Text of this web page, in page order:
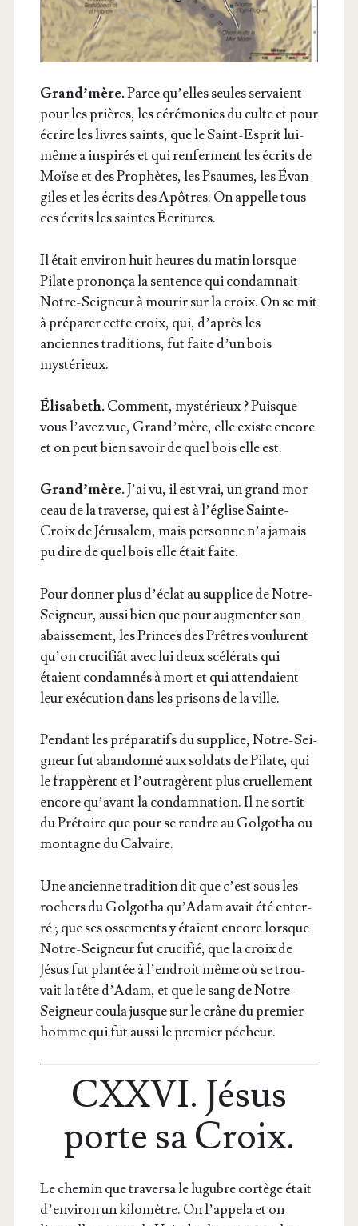
Grand’mère.Parce qu’elles seules ser­vaient
pour les prières, les céré­mo­nies du culte et pour
écrire les livres saints, que le Saint-Esprit lui-
même a ins­pi­rés et qui ren­ferment les écrits de
Moïse et des Pro­phètes, les Psaumes, les Évan­
giles et les écrits des Apôtres. On appelle tous
ces écrits les saintes Écritures.
Il était envi­ron huit heures du matin lorsque
Pilate pro­non­ça la sen­tence qui condam­nait
Notre-Sei­gneur à mou­rir sur la croix. On se mit
à pré­pa­rer cette croix, qui, d’après les
anciennes tra­di­tions, fut faite d’un bois
mystérieux.
Éli­sa­beth.Com­ment, mys­té­rieux ? Puisque
vous l’avez vue, Grand’mère, elle existe encore
et on peut bien savoir de quel bois elle est.
Grand’mère.J’ai vu, il est vrai, un grand mor­
ceau de la tra­verse, qui est à l’église Sainte-
Croix de Jéru­sa­lem, mais per­sonne n’a jamais
pu dire de quel bois elle était faite.
Pour don­ner plus d’éclat au sup­plice de Notre-
Sei­gneur, aus­si bien que pour aug­men­ter son
abais­se­ment, les Princes des Prêtres vou­lurent
qu’on cru­ci­fiât avec lui deux scé­lé­rats qui
étaient condam­nés à mort et qui atten­daient
leur exé­cu­tion dans les pri­sons de la ville.
Pen­dant les pré­pa­ra­tifs du sup­plice, Notre-Sei­
gneur fut aban­don­né aux sol­dats de Pilate, qui
le frap­pèrent et l’outragèrent plus cruel­le­ment
encore qu’avant la condam­na­tion. Il ne sor­tit
du Pré­toire que pour se rendre au Gol­go­tha ou
mon­tagne du Calvaire.
Une ancienne tra­di­tion dit que c’est sous les
rochers du Gol­go­tha qu’Adam avait été enter­
ré ; que ses osse­ments y étaient encore lorsque
Notre-Sei­gneur fut cru­ci­fié, que la croix de
Jésus fut plan­tée à l’endroit même où se trou­
vait la tête d’Adam, et que le sang de Notre-
Sei­gneur cou­la jusque sur le crâne du pre­mier
homme qui fut aus­si le pre­mier pécheur.
CXXVI. Jésus
porte sa Croix.
Le che­min que tra­ver­sa le lugubre cor­tège était
d’environ un kilo­mètre. On l’appela et on